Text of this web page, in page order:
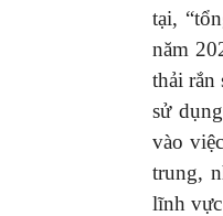
tại,
năm
thải rắn
sử
vào
trung,
lĩnh